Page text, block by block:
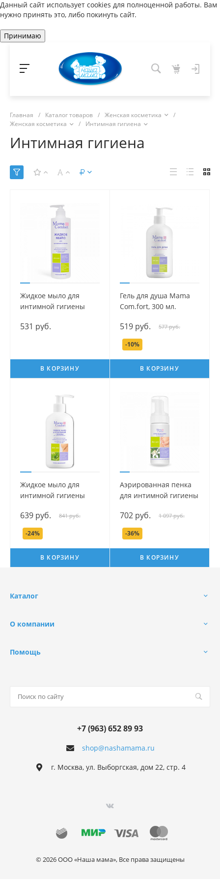
Данный сайт использует cookies для полноценной работы. Вам
нужно принять это, либо покинуть сайт.
Принимаю
Главная / Каталог товаров / Женская косметика
/
Женская косметика
/ Интимная гигиена
Интимная гигиена
Жидкое мыло для
интимной гигиены
250 мл.
531 руб.
В КОРЗИНУ
Гель для душа Mama
Com.fort, 300 мл.
519 руб. 577 руб.
-10%
В КОРЗИНУ
Жидкое мыло для
интимной гигиены
500 мл.
639 руб. 841 руб.
-24%
В КОРЗИНУ
Аэрированная пенка
для интимной гигиены
150 мл.
702 руб. 1 097 руб.
-36%
В КОРЗИНУ
Каталог
О компании
Помощь
shop@nashamama.ru
+7 (963) 652 89 93
г. Москва, ул. Выборгская, дом 22, стр. 4
© 2026 ООО «Наша мама», Все права защищены